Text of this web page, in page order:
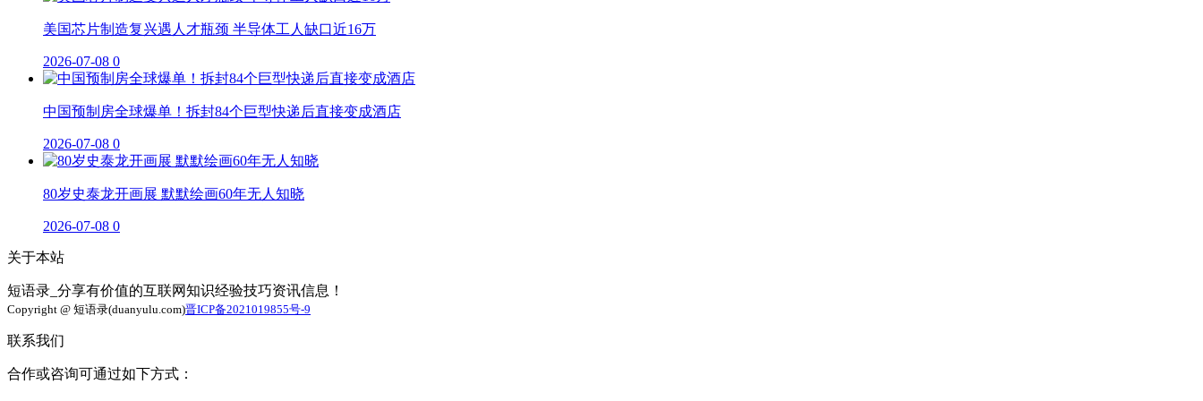
美国芯片制造复兴遇人才瓶颈 半导体工人缺口近16万
2026-07-08 0
中国预制房全球爆单！拆封84个巨型快递后直接变成酒店
2026-07-08 0
80岁史泰龙开画展 默默绘画60年无人知晓
2026-07-08 0
关于本站
短语录_分享有价值的互联网知识经验技巧资讯信息！
Copyright @ 短语录(duanyulu.com)晋ICP备2021019855号-9
联系我们
合作或咨询可通过如下方式：